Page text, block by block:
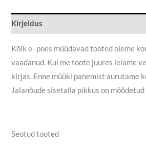
Kirjeldus
Kõik e- poes müüdavad tooted oleme
vaadanud. Kui me toote juures leiame
kirjas. Enne müüki panemist aurutame
Jalanõude sisetalla pikkus on
Seotud tooted